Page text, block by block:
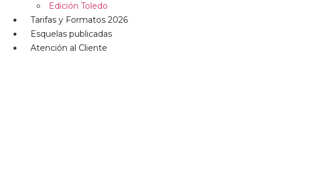
Edición Toledo
Tarifas y Formatos 2026
Esquelas publicadas
Atención al Cliente